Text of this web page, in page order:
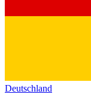
Deutschland